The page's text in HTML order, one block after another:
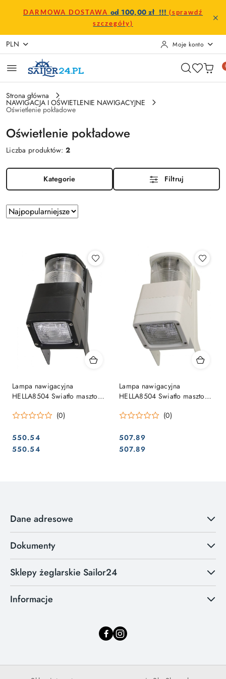
Przejdź do treści głównej
Przejdź do wyszukiwarki
Przejdź do moje konto
Przejdź do menu głównego
Przejdź do stopki
DARMOWA DOSTAWA od 100,00 zł !!! (sprawdź
szczegóły)
PLN Moje konto
Strona główna
NAWIGACJA I OŚWIETLENIE NAWIGACYJNE
Oświetlenie pokładowe
Oświetlenie pokładowe
Liczba produktów:2
Kategorie Filtruj
Zastosowano
sortowanie:
Sortuj
według
Lampa nawigacyjna
HELLA8504 Swiatło masztowe
obudowa czarna
(0)
Cena:
550.54
Cena:
550.54
Lampa nawigacyjna
HELLA8504 Swiatło masztowe
obudowa biała(0)
Cena:
507.89
Cena:
507.89
Dane adresowe
Dokumenty
Sklepy żeglarskie Sailor24
Informacje